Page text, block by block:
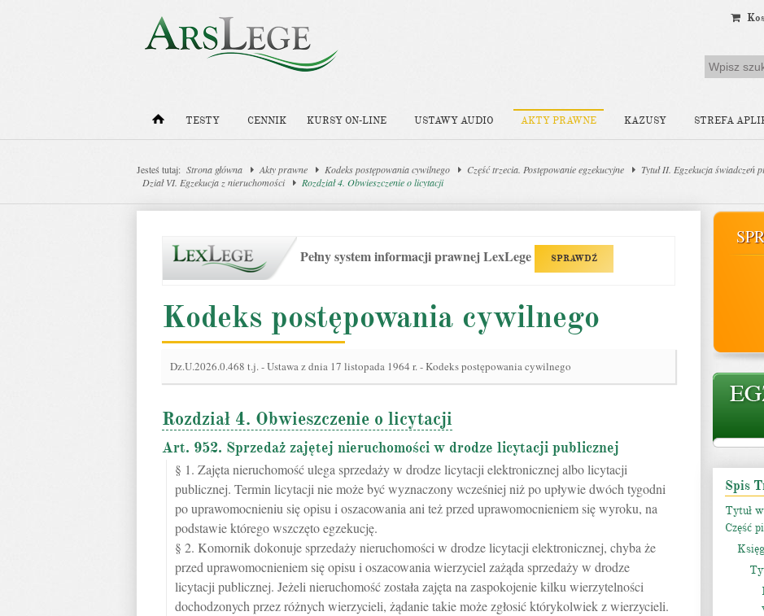
TESTY CENNIK KURSY ON-LINE USTAWY AUDIO AKTY PRAWNE KAZUSY STREFA
Jesteś tutaj: Strona główna Akty prawne Kodeks postępowania cywilnego Część trzecia. Postępowanie egzekucyjne
Tytuł II. Egzekucja świadczeń
Dział VI. Egzekucja z nieruchomości
Rozdział 4. Obwieszczenie o licytacji
Pełny system informacji prawnej LexLege SPRAWDŹ
Kodeks postępowania cywilnego
Dz.U.2026.0.468 t.j.-Ustawa z dnia 17 listopada 1964 r. - Kodeks postępowania cywilnego
Rozdział 4. Obwieszczenie o licytacji
Art. 952. Sprzedaż zajętej nieruchomości w drodze licytacji publicznej
§ 1. Zajęta nieruchomość ulega sprzedaży w drodze licytacji elektronicznej albo licytacji
publicznej. Termin licytacji nie może być wyznaczony wcześniej niż po upływie dwóch tygodni
po uprawomocnieniu się opisu i oszacowania ani też przed uprawomocnieniem się wyroku, na
podstawie którego wszczęto egzekucję.
§ 2. Komornik dokonuje sprzedaży nieruchomości w drodze licytacji elektronicznej, chyba że
przed uprawomocnieniem się opisu i oszacowania wierzyciel zażąda sprzedaży w drodze
licytacji publicznej. Jeżeli nieruchomość została zajęta na zaspokojenie kilku wierzytelności
dochodzonych przez różnych wierzycieli, żądanie takie może zgłosić którykolwiek z wierzycieli.
Spis
Tytuł
Część